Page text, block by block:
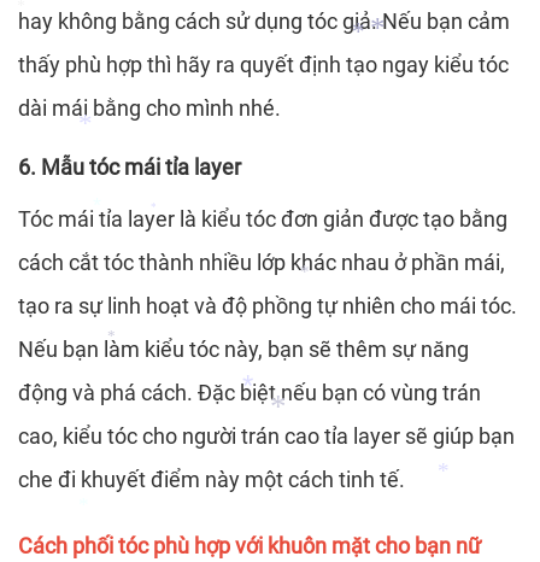
*
*
*
*
*
*
*
*
hay không bằng cách sử dụng tóc giả. Nếu bạn cảm
thấy phù hợp thì hãy ra quyết định tạo ngay kiểu tóc
dài mái bằng cho mình nhé.
6. Mẫu tóc mái tỉa layer
Tóc mái tỉa layer là kiểu tóc đơn giản được tạo bằng
cách cắt tóc thành nhiều lớp khác nhau ở phần mái,
tạo ra sự linh hoạt và độ phồng tự nhiên cho mái tóc.
Nếu bạn làm kiểu tóc này, bạn sẽ thêm sự năng
động và phá cách. Đặc biệt nếu bạn có vùng trán
cao, kiểu tóc cho người trán cao tỉa layer sẽ giúp bạn
che đi khuyết điểm này một cách tinh tế.
Cách phối tóc phù hợp với khuôn mặt cho bạn nữ